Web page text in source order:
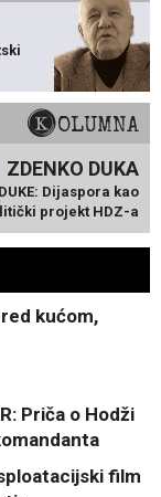
KOLUMNA
ZDENKO DUKA
Dijaspora kao
projekt HDZ-a
kućom,
Priča o Hodži
film